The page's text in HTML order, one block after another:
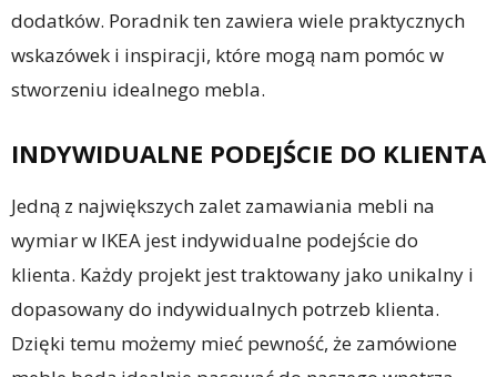
dodatków. Poradnik ten zawiera wiele praktycznych
wskazówek i inspiracji, które mogą nam pomóc w
stworzeniu idealnego mebla.
INDYWIDUALNE PODEJŚCIE DO KLIENTA
Jedną z największych zalet zamawiania mebli na
wymiar w IKEA jest indywidualne podejście do
klienta. Każdy projekt jest traktowany jako unikalny i
dopasowany do indywidualnych potrzeb klienta.
Dzięki temu możemy mieć pewność, że zamówione